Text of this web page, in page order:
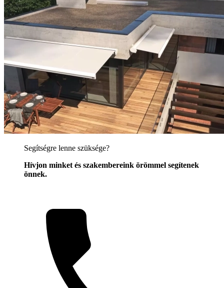
Segítségre lenne szüksége?
Hívjon minket és szakembereink örömmel segítenek
önnek.